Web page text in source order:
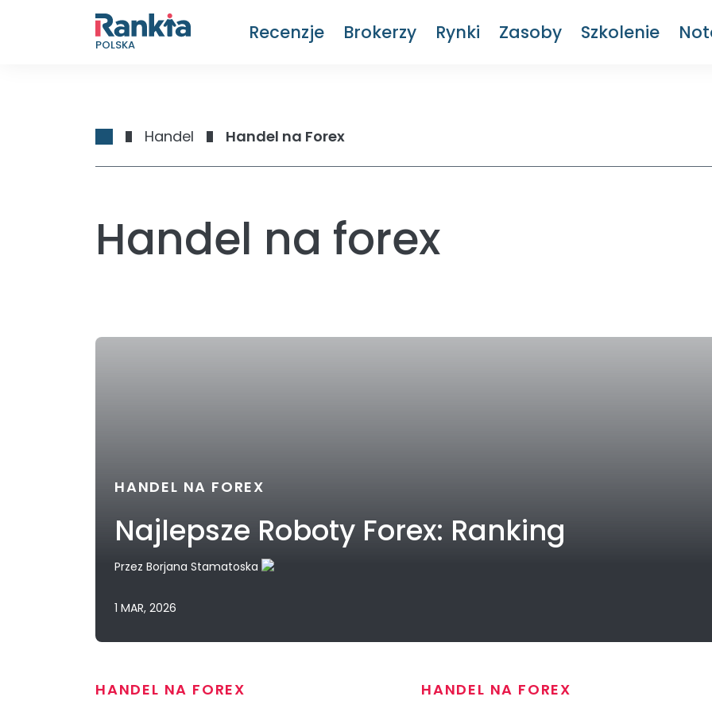
POLSKA
Recenzje Brokerzy Rynki Zasoby Szkolenie
Handel Handel na Forex
Handel na forex
HANDEL NA FOREX
Najlepsze Roboty Forex: Ranking
Przez Borjana Stamatoska
1 MAR, 2026
HANDEL NA FOREX
HANDEL NA FOREX